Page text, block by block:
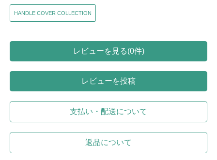
HANDLE COVER COLLECTION
レビューを見る(0件)
レビューを投稿
支払い・配送について
返品について